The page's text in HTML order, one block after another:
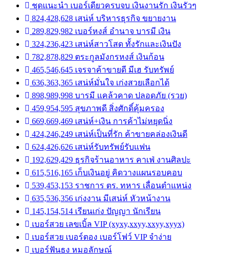
ชุดแนะนำ เบอร์เดียวครบจบ เงินงานรัก เงินรัวๆ
824,428,628 เสน่ห์ บริหารธุรกิจ ขยายงาน
289,829,982 เบอร์หงส์ อำนาจ บารมี เงิน
324,236,423 เสน่ห์สาวโสด ทั้งรักและเงินปัง
782,878,829 ตระกูลมังกรหงส์ เงินก้อน
465,546,645 เจรจาค้าขายดี มีเฮ รับทรัพย์
636,363,365 เสน่ห์มั่นใจ เก่งสวยเลือกได้
898,989,998 บารมี แคล้วคาด ปลอดภัย (รวย)
459,954,595 สุขภาพดี สิ่งศักดิ์คุ้มครอง
669,669,469 เสน่ห์+เงิน การค้าไม่หยุดนิ่ง
424,246,249 เสน่ห์เป็นที่รัก ค้าขายคล่องเงินดี
624,426,626 เสน่ห์รับทรัพย์รับแฟน
192,629,429 ธุรกิจร้านอาหาร คาเฟ่ งานศิลปะ
615,516,165 เก็บเงินอยู่ คิดวางแผนรอบคอบ
539,453,153 ราชการ ตร. ทหาร เลื่อนตำแหน่ง
635,536,356 เก่งงาน มีเสน่ห์ หัวหน้างาน
145,154,514 เรียนเก่ง ปัญญา นักเรียน
เบอร์สวย เลขเบิ้ล VIP (xyxy,xxyy,xxyy,xyyx)
เบอร์สวย เบอร์ตอง เบอร์โฟว์ VIP จำง่าย
เบอร์ฟันธง หมอลักษณ์